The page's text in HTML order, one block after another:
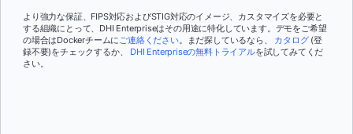
より強力な保証、FIPS対応およびSTIG対応のイメージ、カスタマイズを必要と
する組織にとって、DHI Enterpriseはその用途に特化しています。デモをご希望
の場合はDockerチームにご連絡ください。まだ探しているなら、 カタログ(登
録不要)をチェックするか、 DHI Enterpriseの無料トライアルを試してみてくだ
さい。